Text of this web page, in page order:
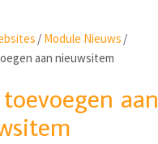
/ Module Nieuws /
aan nieuwsitem
aan